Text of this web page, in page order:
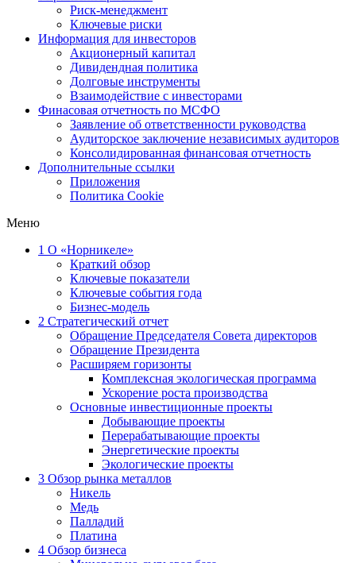
Риск-менеджмент
Ключевые риски
Информация для инвесторов
Акционерный капитал
Дивидендная политика
Долговые инструменты
Взаимодействие с инвеcторами
Финасовая отчетность по МСФО
Заявление об ответственности руководства
Аудиторское заключение независимых аудиторов
Консолидированная финансовая отчетность
Дополнительные ссылки
Приложения
Политика Cookie
Меню
1 О «Норникеле»
Краткий обзор
Ключевые показатели
Ключевые события года
Бизнес-модель
2 Стратегический отчет
Обращение Председателя Совета директоров
Обращение Президента
Расширяем горизонты
Комплексная экологическая программа
Ускорение роста производства
Основные инвестиционные проекты
Добывающие проекты
Перерабатывающие проекты
Энергетические проекты
Экологические проекты
3 Обзор рынка металлов
Никель
Медь
Палладий
Платина
4 Обзор бизнеса